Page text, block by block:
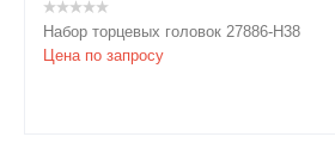
Набор торцевых головок 27886-H38
Цена по запросу